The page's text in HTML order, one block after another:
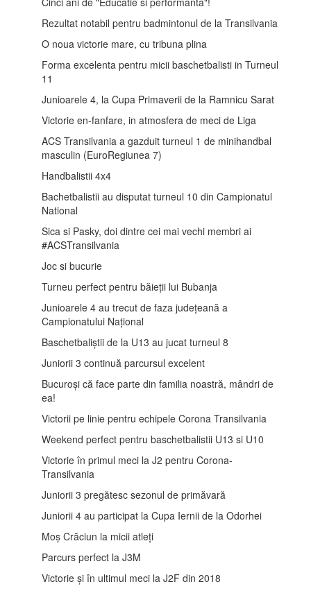
Rezultat notabil pentru badmintonul de la Transilvania
O noua victorie mare, cu tribuna plina
Forma excelenta pentru micii baschetbalisti in Turneul
11
Junioarele 4, la Cupa Primaverii de la Ramnicu Sarat
Victorie en-fanfare, in atmosfera de meci de Liga
ACS Transilvania a gazduit turneul 1 de minihandbal
masculin (EuroRegiunea 7)
Handbalistii 4x4
Bachetbalistii au disputat turneul 10 din Campionatul
National
Sica si Pasky, doi dintre cei mai vechi membri ai
#ACSTransilvania
Joc si bucurie
Turneu perfect pentru băieții lui Bubanja
Junioarele 4 au trecut de faza județeană a
Campionatului Național
Baschetbaliștii de la U13 au jucat turneul 8
Juniorii 3 continuă parcursul excelent
Bucuroși că face parte din familia noastră, mândri de
ea!
Victorii pe linie pentru echipele Corona Transilvania
Weekend perfect pentru baschetbalistii U13 si U10
Victorie în primul meci la J2 pentru Corona-
Transilvania
Juniorii 3 pregătesc sezonul de primăvară
Juniorii 4 au participat la Cupa Iernii de la Odorhei
Moș Crăciun la micii atleți
Parcurs perfect la J3M
Victorie și în ultimul meci la J2F din 2018